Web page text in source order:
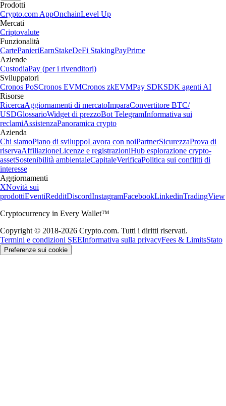
Prodotti
Crypto.com AppOnchainLevel Up
Mercati
Criptovalute
Funzionalità
CartePanieriEarnStakeDeFi StakingPayPrime
Aziende
CustodiaPay (per i rivenditori)
Sviluppatori
Cronos PoSCronos EVMCronos zkEVMPay SDKSDK agenti AI
Risorse
RicercaAggiornamenti di mercatoImparaConvertitore BTC/
USDGlossarioWidget di prezzoBot TelegramInformativa sui
reclamiAssistenzaPanoramica crypto
Azienda
Chi siamoPiano di sviluppoLavora con noiPartnerSicurezzaProva di
riservaAffiliazioneLicenze e registrazioniHub esplorazione crypto-
assetSostenibilità ambientaleCapitaleVerificaPolitica sui conflitti di
interesse
Aggiornamenti
XNovità sui
prodottiEventiRedditDiscordInstagramFacebookLinkedinTradingView
Cryptocurrency in Every Wallet™
Copyright © 2018-2026 Crypto.com. Tutti i diritti riservati.
Termini e condizioni SEEInformativa sulla privacyFees & LimitsStato
Preferenze sui cookie